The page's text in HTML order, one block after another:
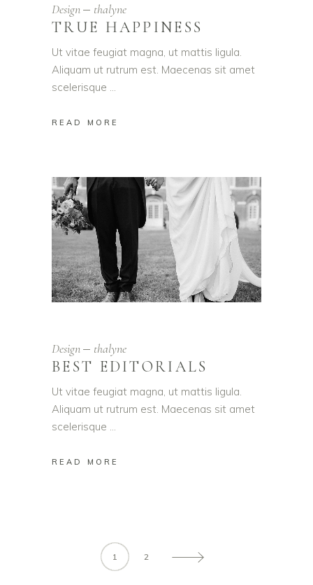
Design thalyne
TRUE HAPPINESS
Ut vitae feugiat magna, ut mattis ligula.
Aliquam ut rutrum est. Maecenas sit amet
scelerisque
READ MORE
Design thalyne
BEST EDITORIALS
Ut vitae feugiat magna, ut mattis ligula.
Aliquam ut rutrum est. Maecenas sit amet
scelerisque
READ MORE
1 2